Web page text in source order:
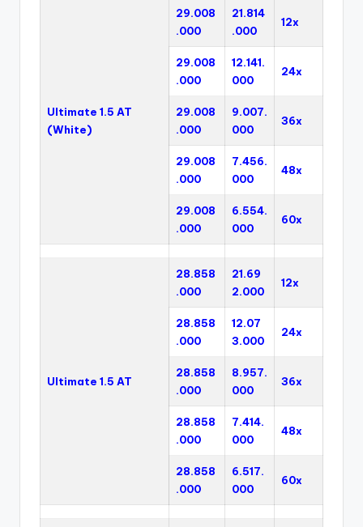
Ultimate 1.5 AT
(White)
29.008
.000
21.814
.000
12x
29.008
.000
12.141.
000
24x
29.008
.000
9.007.
000
36x
29.008
.000
7.456.
000
48x
29.008
.000
6.554.
000
60x
Ultimate 1.5 AT
28.858
.000
21.69
2.000
12x
28.858
.000
12.07
3.000
24x
28.858
.000
8.957.
000
36x
28.858
.000
7.414.
000
48x
28.858
.000
6.517.
000
60x